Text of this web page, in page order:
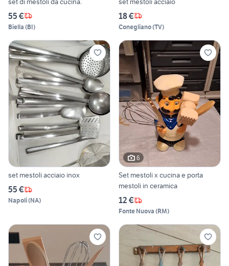
55 €
Biella (BI)
18 €
Conegliano(TV)
set mestoli acciaio inox
55 €
Napoli(NA)
6
Set mestoli x cucina e porta
mestoli in ceramica
12 €
Fonte Nuova (RM)